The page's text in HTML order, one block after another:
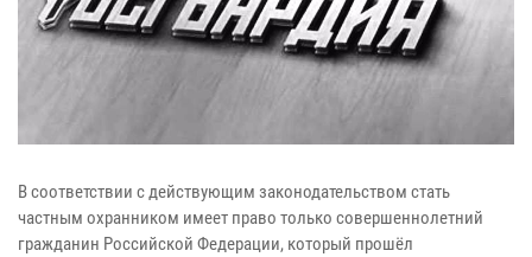
В соответствии с действующим законодательством стать
частным охранником имеет право только совершеннолетний
гражданин Российской Федерации, который прошёл